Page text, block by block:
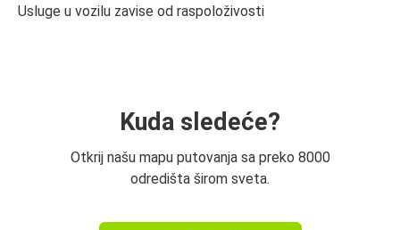
Usluge u vozilu zavise od raspoloživosti
Kuda sledeće?
Otkrij našu mapu putovanja sa preko 8000
odredišta širom sveta.